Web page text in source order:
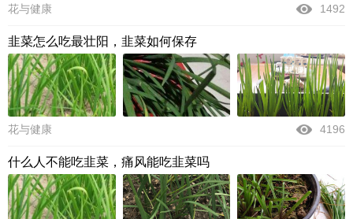
花与健康 1492
韭菜怎么吃最壮阳，韭菜如何保存
花与健康 4196
什么人不能吃韭菜，痛风能吃韭菜吗